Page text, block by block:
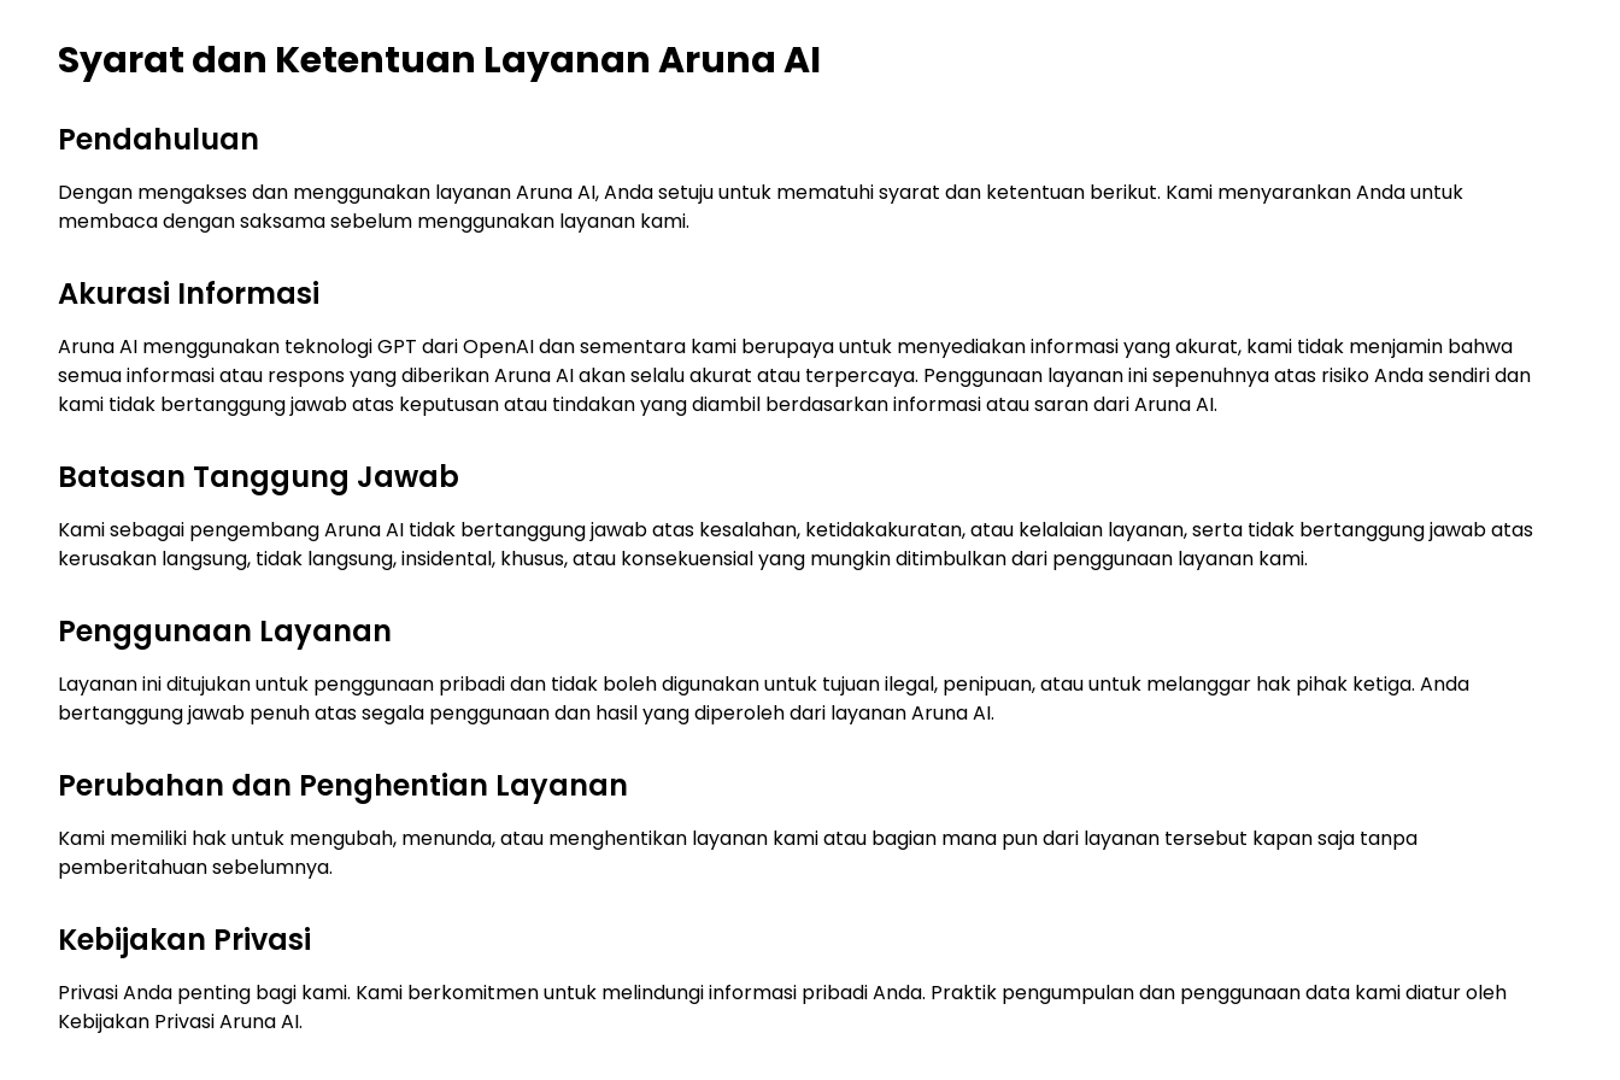
Syarat dan Ketentuan Layanan Aruna AI
Pendahuluan
Dengan mengakses dan menggunakan layanan Aruna AI, Anda setuju untuk mematuhi syarat dan ketentuan berikut. Kami menyarankan Anda untuk
membaca dengan saksama sebelum menggunakan layanan kami.
Akurasi Informasi
Aruna AI menggunakan teknologi GPT dari OpenAI dan sementara kami berupaya untuk menyediakan informasi yang akurat, kami tidak menjamin bahwa
semua informasi atau respons yang diberikan Aruna AI akan selalu akurat atau terpercaya. Penggunaan layanan ini sepenuhnya atas risiko Anda sendiri dan
kami tidak bertanggung jawab atas keputusan atau tindakan yang diambil berdasarkan informasi atau saran dari Aruna AI.
Batasan Tanggung Jawab
Kami sebagai pengembang Aruna AI tidak bertanggung jawab atas kesalahan, ketidakakuratan, atau kelalaian layanan, serta tidak bertanggung jawab atas
kerusakan langsung, tidak langsung, insidental, khusus, atau konsekuensial yang mungkin ditimbulkan dari penggunaan layanan kami.
Penggunaan Layanan
Layanan ini ditujukan untuk penggunaan pribadi dan tidak boleh digunakan untuk tujuan ilegal, penipuan, atau untuk melanggar hak pihak ketiga. Anda
bertanggung jawab penuh atas segala penggunaan dan hasil yang diperoleh dari layanan Aruna AI.
Perubahan dan Penghentian Layanan
Kami memiliki hak untuk mengubah, menunda, atau menghentikan layanan kami atau bagian mana pun dari layanan tersebut kapan saja tanpa
pemberitahuan sebelumnya.
Kebijakan Privasi
Privasi Anda penting bagi kami. Kami berkomitmen untuk melindungi informasi pribadi Anda. Praktik pengumpulan dan penggunaan data kami diatur oleh
Kebijakan Privasi Aruna AI.